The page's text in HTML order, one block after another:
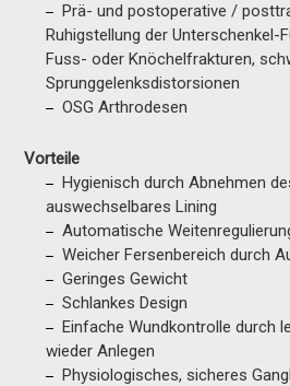
Prä- und postoperative /
Ruhigstellung der Unterschenkel-
Fuss- oder Knöchelfrakturen,
Sprunggelenksdistorsionen
OSG Arthrodesen
Vorteile
Hygienisch durch Abnehmen
auswechselbares Lining
Automatische
Weicher Fersenbereich durch
Geringes Gewicht
Schlankes Design
Einfache Wundkontrolle durch
wieder Anlegen
Physiologisches, sicheres